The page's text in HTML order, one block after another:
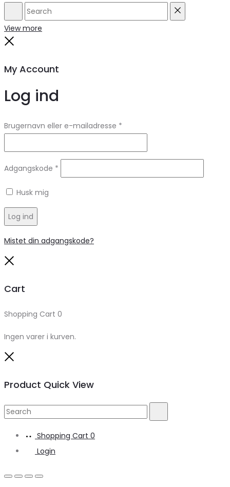
Search
View more
My Account
Log ind
Brugernavn eller e-mailadresse *
Adgangskode *
Husk mig
Log ind
Mistet din adgangskode?
Cart
Shopping Cart 0
Ingen varer i kurven.
Product Quick View
Search
Shopping Cart 0
Login